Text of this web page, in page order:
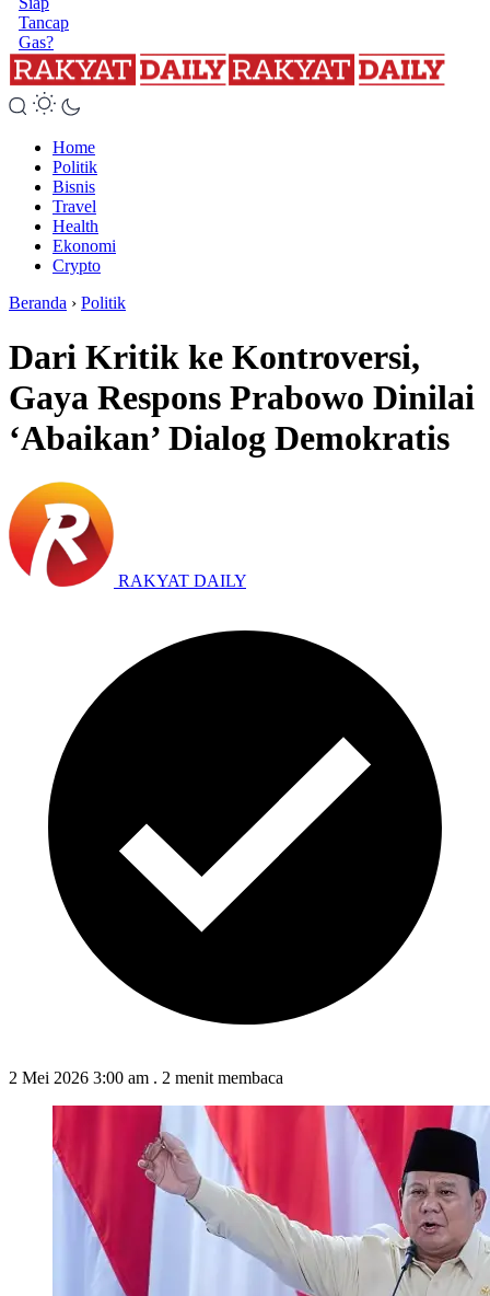
Tancap
Gas?
Home
Politik
Bisnis
Travel
Health
Ekonomi
Crypto
Beranda › Politik
Dari Kritik ke Kontroversi,
Gaya Respons Prabowo Dinilai
‘Abaikan’ Dialog Demokratis
RAKYAT DAILY
2 Mei 2026 3:00 am . 2 menit membaca